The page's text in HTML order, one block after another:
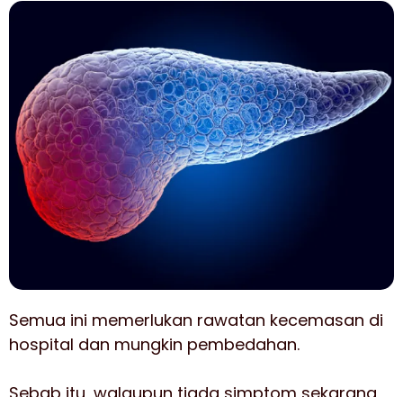
Semua ini memerlukan rawatan kecemasan di
hospital dan mungkin pembedahan.